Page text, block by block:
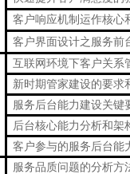
客户响应机制运作核心
客户界面设计之服务前
互联网环境下客户关系
新时期管家建设的要求
服务后台能力建设关键
后台核心能力分析和架
客户参与的服务后台能
服务品质问题的分析方